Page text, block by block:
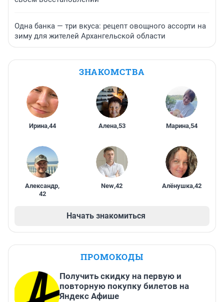
Одна банка — три вкуса: рецепт овощного ассорти на
зиму для жителей Архангельской области
ЗНАКОМСТВА
Ирина,44 Алена,53 Марина,54
Александр,
42
New,42 Алёнушка,42
Начать знакомиться
ПРОМОКОДЫ
Получить скидку на первую и
повторную покупку билетов на
Яндекс Афише